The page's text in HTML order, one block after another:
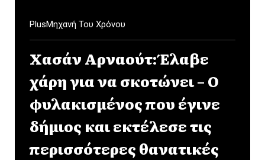
PlusΜηχανή Του Χρόνου
Χασάν Αρναούτ: Έλαβε
χάρη για να σκοτώνει – Ο
φυλακισμένος που έγινε
δήμιος και εκτέλεσε τις
περισσότερες θανατικές